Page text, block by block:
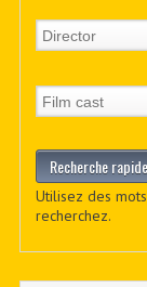
Utilisez des
recherchez.